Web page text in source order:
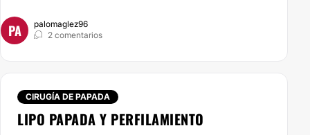
PA
palomaglez96
2 comentarios
CIRUGÍA DE PAPADA
LIPO PAPADA Y PERFILAMIENTO